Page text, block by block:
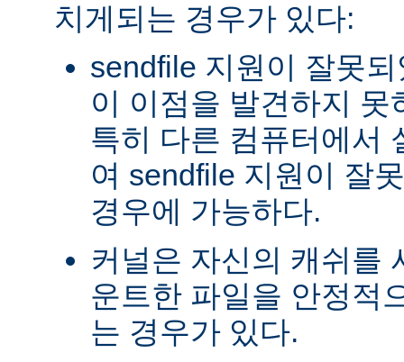
치게되는 경우가 있다:
sendfile 지원이 잘못
이 이점을 발견하지
특히 다른 컴퓨터에서
여 sendfile 지원이 잘
경우에 가능하다.
커널은 자신의 캐쉬를
운트한 파일을 안정적
는 경우가 있다.